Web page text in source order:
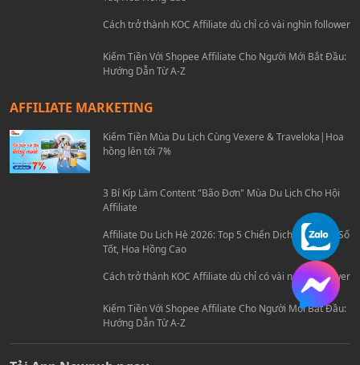
Affiliate Du Lịch Hè 2026: Top 5 Chiến Dịch Travel Ra Số
Tốt, Hoa Hồng Cao
Cách trở thành KOC Affiliate dù chỉ có vài nghìn follower
Hướng Dẫn Từ A-Z
AFFILIATE MARKETING
Kiếm Tiền Mùa Du Lịch Cùng Vexere & Traveloka|Hoa
hồng lên tới 7%
3 Bí Kíp Làm Content "Bão Đơn" Mùa Du Lịch Cho Hội
Affiliate Du Lịch Hè 2026: Top 5 Chiến Dịch Travel Ra Số
Tốt, Hoa Hồng Cao